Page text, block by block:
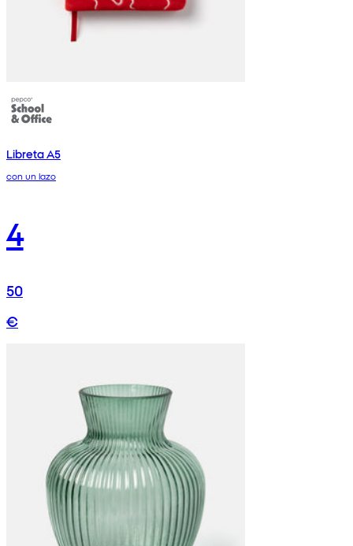
Libreta A5
con un lazo
4
50
€